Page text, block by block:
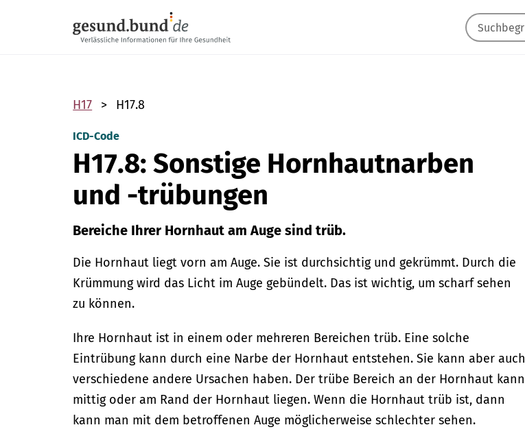
H17 H17.8
ICD-Code
H17.8: Sonstige Hornhautnarben
und -trübungen
Bereiche Ihrer Hornhaut am Auge sind trüb.
Die Hornhaut liegt vorn am Auge. Sie ist durchsichtig und gekrümmt. Durch die
Krümmung wird das Licht im Auge gebündelt. Das ist wichtig, um scharf sehen
zu können.
Ihre Hornhaut ist in einem oder mehreren Bereichen trüb. Eine solche
Eintrübung kann durch eine Narbe der Hornhaut entstehen. Sie kann aber auch
verschiedene andere Ursachen haben. Der trübe Bereich an der Hornhaut kann
mittig oder am Rand der Hornhaut liegen. Wenn die Hornhaut trüb ist, dann
kann man mit dem betroffenen Auge möglicherweise schlechter sehen.